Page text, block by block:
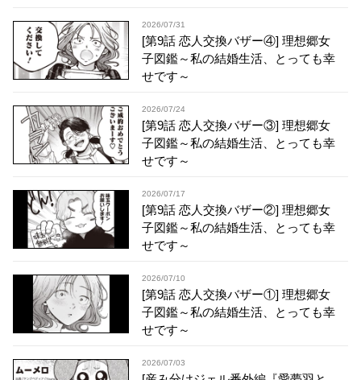
2026/07/31
[第9話 恋人交換バザー④] 理想郷女
子図鑑～私の結婚生活、とっても幸
せです～
2026/07/24
[第9話 恋人交換バザー③] 理想郷女
子図鑑～私の結婚生活、とっても幸
せです～
2026/07/17
[第9話 恋人交換バザー②] 理想郷女
子図鑑～私の結婚生活、とっても幸
せです～
2026/07/10
[第9話 恋人交換バザー①] 理想郷女
子図鑑～私の結婚生活、とっても幸
せです～
2026/07/03